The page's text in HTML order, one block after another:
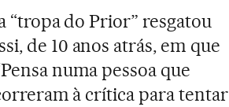
“tropa do Prior” resgatou
de 10 anos atrás, em que
numa pessoa que
à crítica para tentar